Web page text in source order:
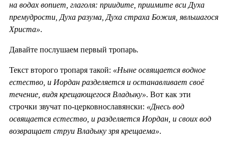
на водах вопиет, глаголя: приидите, приимите вси Духа
премудрости, Духа разума, Духа страха Божия, явльшагося
Христа».
Давайте послушаем первый тропарь.
Текст второго тропаря такой: «Ныне освящается водное
естество, и Иордан разделяется и останавливает своё
течение, видя крещающегося Владыку». Вот как эти
строчки звучат по-церковнославянски: «Днесь вод
освящается естество, и разделяется Иордан, и своих вод
возвращает струи Владыку зря крещаема».